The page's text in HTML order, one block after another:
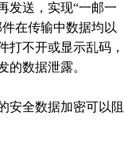
送，实现“一邮一
在传输中数据均以
打不开或显示乱码，
的数据泄露。
全数据加密可以阻